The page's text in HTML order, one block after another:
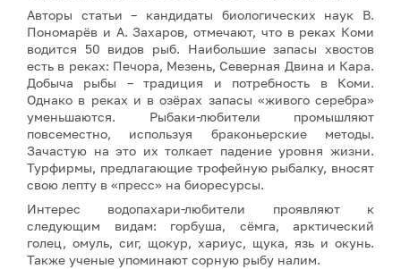
Авторы статьи – кандидаты биологических наук В.
Пономарёв и А. Захаров, отмечают, что в реках Коми
водится 50 видов рыб. Наибольшие запасы хвостов
есть в реках: Печора, Мезень, Северная Двина и Кара.
Добыча рыбы – традиция и потребность в Коми.
Однако в реках и в озёрах запасы «живого серебра»
уменьшаются. Рыбаки-любители промышляют
повсеместно, используя браконьерские методы.
Зачастую на это их толкает падение уровня жизни.
Турфирмы, предлагающие трофейную рыбалку, вносят
свою лепту в «пресс» на биоресурсы.
Интерес водопахари-любители проявляют к
следующим видам: горбуша, сёмга, арктический
голец, омуль, сиг, щокур, хариус, щука, язь и окунь.
Также ученые упоминают сорную рыбу налим.